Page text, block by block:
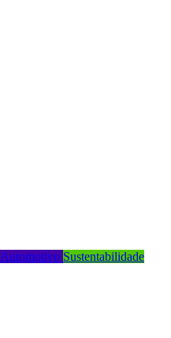
Automotivo Sustentabilidade